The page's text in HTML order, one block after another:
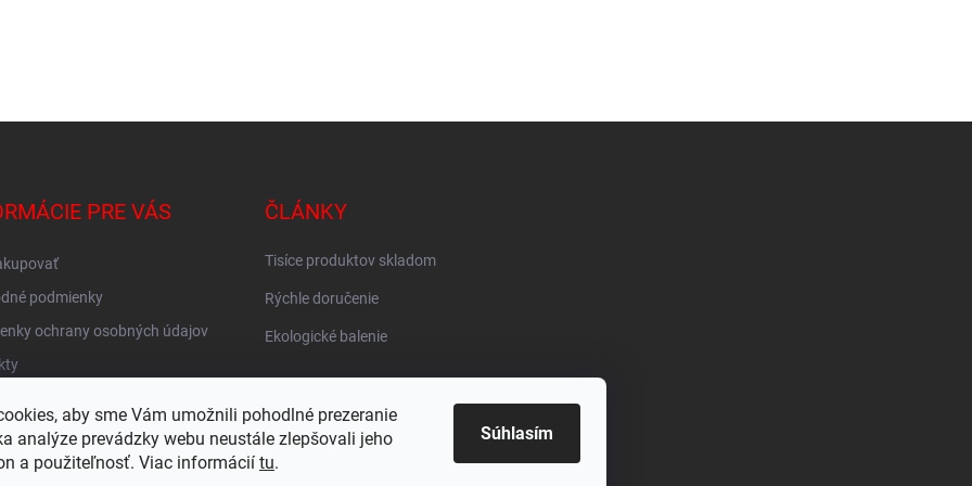
aby sme Vám umožnili pohodlné prezeranie
analýze prevádzky webu neustále zlepšovali jeho
a použiteľnosť. Viac informácií tu.
Súhlasím
PRE VÁS
podmienky
ochrany osobných údajov
ČLÁNKY
Tisíce produktov skladom
Rýchle doručenie
Ekologické balenie